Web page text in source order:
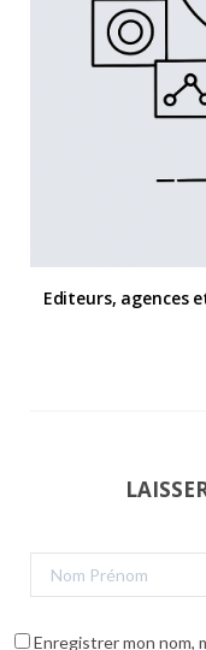
Editeurs, agences
Enregistrer mon nom,